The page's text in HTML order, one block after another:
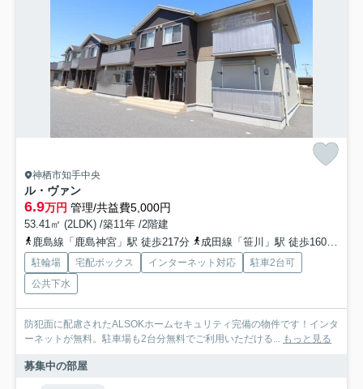
神栖市知手中央
ル・ヴァン
6.9万円 管理/共益費5,000円
53.41㎡ (2LDK) /築11年 /2階建
鹿島線「鹿島神宮」駅 徒歩217分
成田線「笹川」駅 徒歩160分
駐輪場 宅配ボックス インターネット対応
駐車2台可
公共下水
防犯面に配慮されたALSOKホームセキュリティ完備の物件です！インタ
ーネットが無料。駐車場も2台分無料でご利用いただける... もっと見る
募集中の部屋